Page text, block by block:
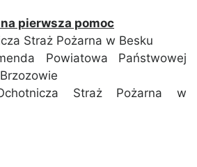
pierwsza pomoc
Straż Pożarna w Besku
Powiatowa Państwowej
Straż Pożarna w